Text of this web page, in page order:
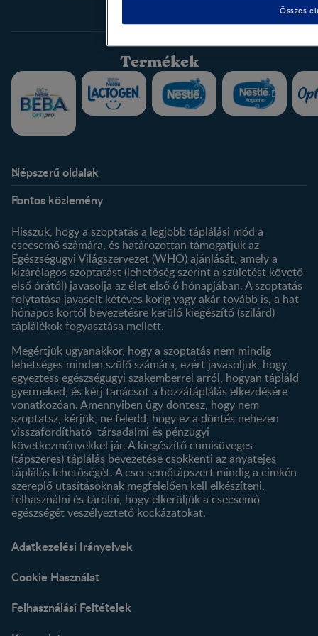
Termékek
Népszerű oldalak
Kapcsolat
Történetünk
Profilom
Termékeink
Termék kereső
Fontos közlemény
Hisszük, hogy a szoptatás a legjobb táplálási mód a
csecsemő számára, és határozottan támogatjuk az
Egészségügyi Világszervezet (WHO) ajánlását, amely a
kizárólagos szoptatást (lehetőség szerint a születést követő
első órától) javasolja az élet első 6 hónapjában. A szoptatás
folytatása javasolt kétéves korig vagy akár tovább is, a hat
hónapos kortól bevezetésre kerülő kiegészítő (szilárd)
táplálékok fogyasztása mellett.
Megértjük ugyanakkor, hogy a szoptatás nem mindig
lehetséges minden szülő számára, ezért javasoljuk, hogy
egyeztess egészségügyi szakemberrel arról, hogyan tápláld
gyermeked, és kérj tanácsot a hozzátáplálás elkezdésére
vonatkozóan. Amennyiben úgy döntesz, hogy nem
szoptatsz, kérjük, ne feledd, hogy ez a döntés nehezen
visszafordítható társadalmi és pénzügyi
következményekkel jár. A kiegészítő cumisüveges
(tápszeres) táplálás bevezetése csökkenti az anyatejes
táplálás lehetőségét. A csecsemőtápszert mindig a címkén
szereplő utasításoknak megfelelően kell elkészíteni,
felhasználni és tárolni, hogy elkerüljük a csecsemő
egészségét veszélyeztető kockázatokat.
Adatkezelési Irányelvek
Cookie Használat
Felhasználási Feltételek
Összes